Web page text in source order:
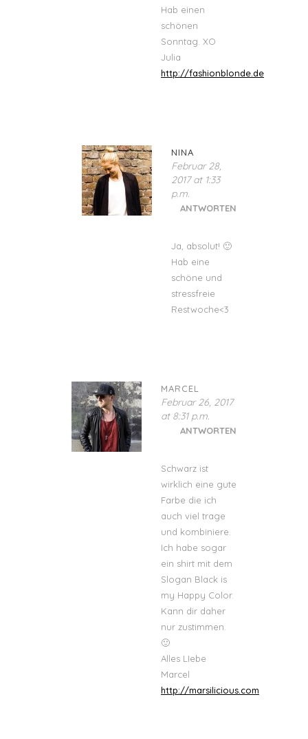
Hab einen
schönen
Sonntag. XO
Julia
http://fashionblonde.de
NINA
Februar 28,
2017 at 1:33
p.m.
ANTWORTEN
Ja, absolut! 🙂
Hab eine
schöne und
stressfreie
Restwoche<3
MARCEL
Februar 26, 2017
at 8:31 p.m.
ANTWORTEN
Schwarz ist
wirklich eine gute
Farbe die ich
auch viel trage
und kombiniere.
Ich habe sogar
ein shirt mit dem
Slogan Black is
my Happy Color.
Kann dir daher
nur zustimmen.
🙂
Alles LIebe
Marcel
http://marsilicious.com